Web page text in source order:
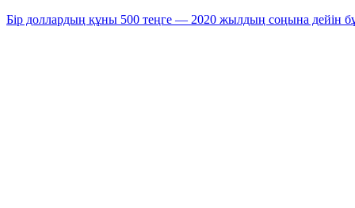
Бір доллардың құны 500 теңге — 2020 жылдың соңына дейін